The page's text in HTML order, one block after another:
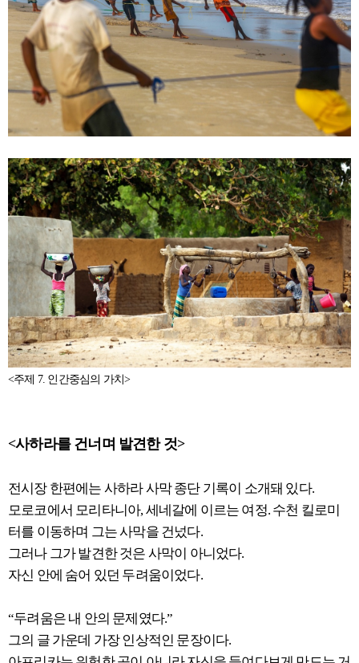
<주제 7. 인간중심의 가치>
<사하라를 건너며 발견한 것>
전시장 한편에는 사하라 사막 종단 기록이 소개돼 있다.
모로코에서 모리타니아, 세네갈에 이르는 여정. 수천 킬로미
터를 이동하며 그는 사막을 건넜다.
그러나 그가 발견한 것은 사막이 아니었다.
자신 안에 숨어 있던 두려움이었다.
“두려움은 내 안의 문제였다.”
그의 글 가운데 가장 인상적인 문장이다.